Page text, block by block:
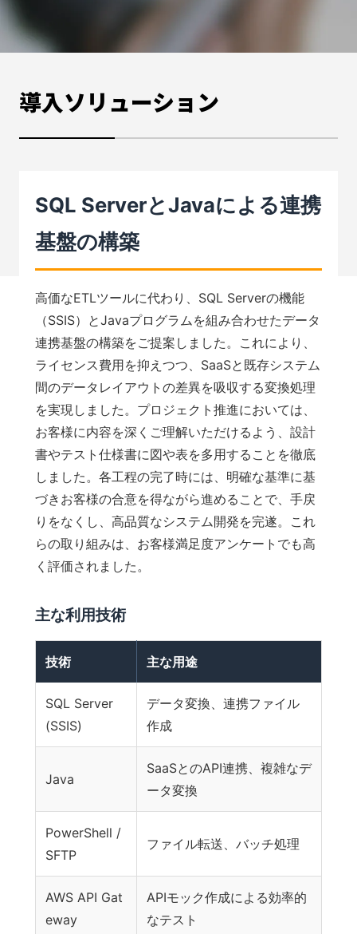
導入ソリューション
SQL ServerとJavaによる連携
基盤の構築
高価なETLツールに代わり、SQL Serverの機能
（SSIS）とJavaプログラムを組み合わせたデータ
連携基盤の構築をご提案しました。これにより、
ライセンス費用を抑えつつ、SaaSと既存システム
間のデータレイアウトの差異を吸収する変換処理
を実現しました。プロジェクト推進においては、
お客様に内容を深くご理解いただけるよう、設計
書やテスト仕様書に図や表を多用することを徹底
しました。各工程の完了時には、明確な基準に基
づきお客様の合意を得ながら進めることで、手戻
りをなくし、高品質なシステム開発を完遂。これ
らの取り組みは、お客様満足度アンケートでも高
く評価されました。
主な利用技術
技術 主な用途
SQL Server
(SSIS)
データ変換、連携ファイル
作成
Java
SaaSとのAPI連携、複雑なデ
ータ変換
PowerShell /
SFTP
ファイル転送、バッチ処理
AWS API Gat
eway
APIモック作成による効率的
なテスト